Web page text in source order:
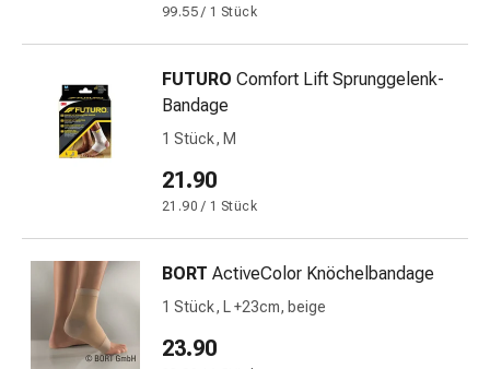
Augen
Ohrenbeschwerden
Ohrenpflege
Augentropfen
Augenverbände
Augenhygiene
Herz
&
Kreislauf
Herztherapie
Kompressions-
99.55 / 1 Stück
FUTURO Comfort Lift Sprunggelenk-
Bandage
1 Stück, M
21.90
21.90 / 1 Stück
BORT ActiveColor Knöchelbandage
1 Stück, L +23cm, beige
23.90